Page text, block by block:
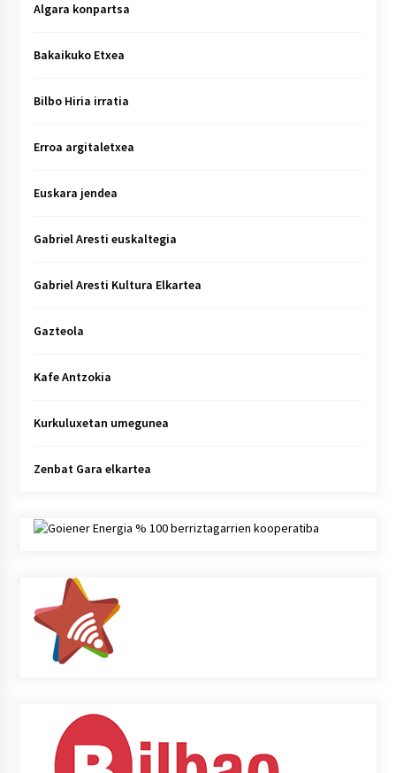
Algara konpartsa
Bakaikuko Etxea
Bilbo Hiria irratia
Erroa argitaletxea
Euskara jendea
Gabriel Aresti euskaltegia
Gabriel Aresti Kultura Elkartea
Gazteola
Kafe Antzokia
Kurkuluxetan umegunea
Zenbat Gara elkartea